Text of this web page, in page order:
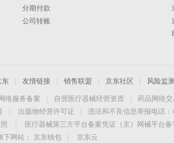
分期付款
公司转账
东 友情链接 销售联盟 京东社区 风险监测
络服务备案 自营医疗器械经营资质 药品网络
出版物经营许可证
违法和不良信息举报电话
医疗器械第三方平台备案凭证（京）网械平台
下网站：
京东钱包 京东云